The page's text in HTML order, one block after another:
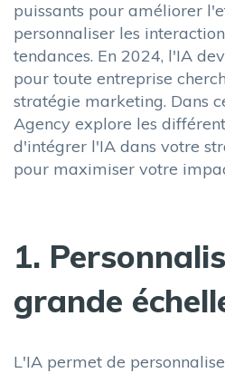
puissants pour améliorer
personnaliser les
tendances. En 2024, l'IA
pour toute entreprise
stratégie marketing. Dans
Agency explore les
d'intégrer l'IA dans votre
pour maximiser votre
1.
grande
L'IA permet de